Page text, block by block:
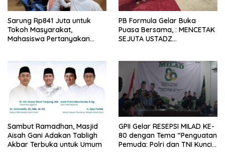
Sarung Rp841 Juta untuk
Tokoh Masyarakat,
Mahasiswa Pertanyakan
PB Formula Gelar Buka
Puasa Bersama, : MENCETAK
SEJUTA USTADZ
AGAMA ISLAM, TETAPI
MENGHIDUPKAN AGAMA
ISLAM
Sambut Ramadhan, Masjid
Aisah Gani Adakan Tabligh
Akbar Terbuka untuk Umum
GPII Gelar RESEPSI MILAD KE-
80 dengan Tema “Penguatan
Pemuda: Polri dan TNI Kunci